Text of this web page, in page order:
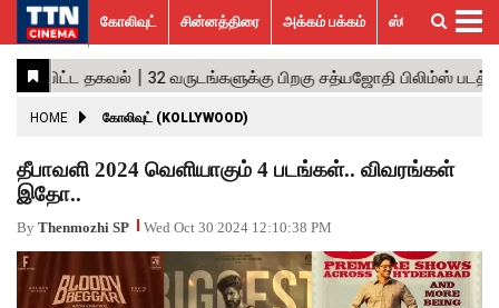
கோலிவுட்
சின்னத்திரை
பாலிவுட்
ஹாலிவுட்
அக்கம்
பக்கம்
ஸ்பெஷல்
ஸ்டோரீஸ்
விமர்சனம்
GALLERY
ACTRESS
ACTORS
MOVIESTILLS
EVENTS
VIDEOS
What’s
Hot
Trending
News
கோலிவுட் சின்னத்திரை அக்கம் பக்கம் ஸ்பெஷல் ஸ்டோரீஸ்
HOME கோலிவுட் (KOLLYWOOD)
தீபாவளி 2024 வெளியாகும் 4 படங்கள்.. விவரங்கள்
இதோ..
By Thenmozhi SP Wed Oct 30 2024 12:10:38 PM